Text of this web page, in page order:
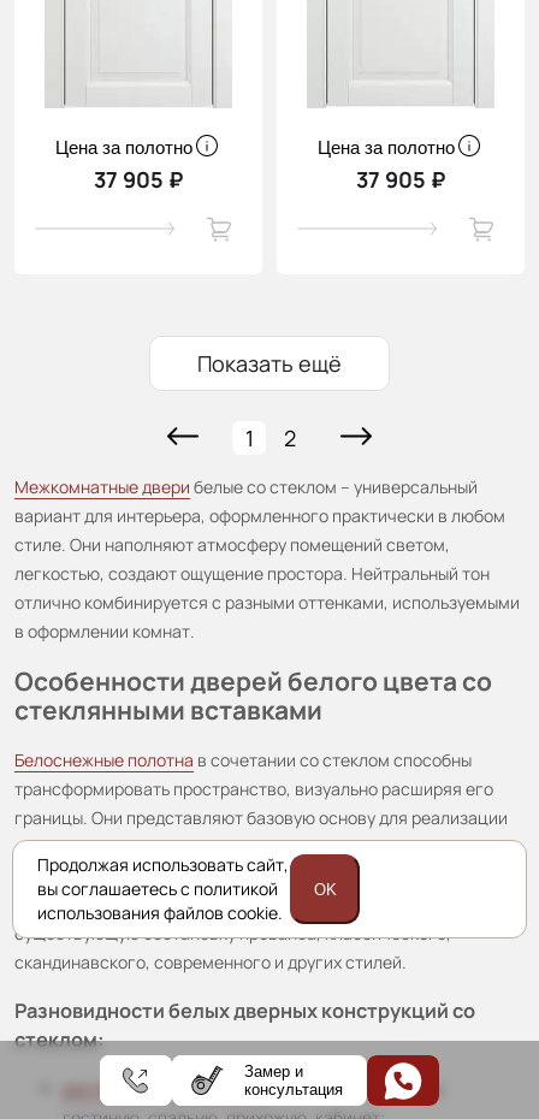
Цена за полотно
37 905 ₽
Цена за полотно
37 905 ₽
Показать ещё
1 2
Межкомнатные двери белые со стеклом – универсальный
вариант для интерьера, оформленного практически в любом
стиле. Они наполняют атмосферу помещений светом,
легкостью, создают ощущение простора. Нейтральный тон
отлично комбинируется с разными оттенками, используемыми
в оформлении комнат.
Особенности дверей белого цвета со
стеклянными вставками
Белоснежные полотна в сочетании со стеклом способны
трансформировать пространство, визуально расширяя его
границы. Они представляют базовую основу для реализации
дизайнерский идей, размещения интерьерных акцентов.
Межкомнатные полотна белого цвета с матовой или
глянцевой поверхностью легко интегрируются в
существующую обстановку прованса, классического,
скандинавского, современного и других стилей.
Разновидности белых дверных конструкций со
стеклом:
распашные раздвижные– устанавливаются в
Замер и
консультация
Продолжая использовать сайт,
вы соглашаетесь с политикой
использования файлов cookie.
OK